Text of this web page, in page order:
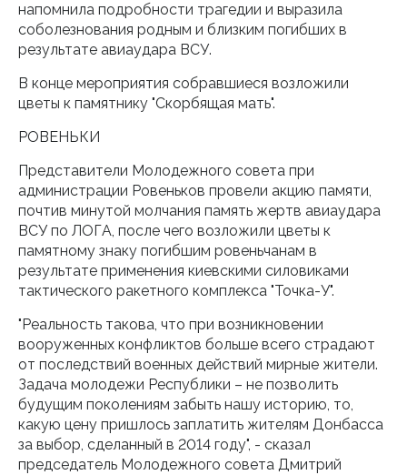
напомнила подробности трагедии и выразила
соболезнования родным и близким погибших в
результате авиаудара ВСУ.
В конце мероприятия собравшиеся возложили
цветы к памятнику "Скорбящая мать".
РОВЕНЬКИ
Представители Молодежного совета при
администрации Ровеньков провели акцию памяти,
почтив минутой молчания память жертв авиаудара
ВСУ по ЛОГА, после чего возложили цветы к
памятному знаку погибшим ровеньчанам в
результате применения киевскими силовиками
тактического ракетного комплекса "Точка-У".
"Реальность такова, что при возникновении
вооруженных конфликтов больше всего страдают
от последствий военных действий мирные жители.
Задача молодежи Республики – не позволить
будущим поколениям забыть нашу историю, то,
какую цену пришлось заплатить жителям Донбасса
за выбор, сделанный в 2014 году", - сказал
председатель Молодежного совета Дмитрий